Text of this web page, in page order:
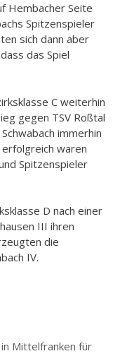
Hembacher Seite
Spitzenspieler
sich dann aber
das Spiel
C weiterhin
gegen TSV Roßtal
immerhin
waren
Spitzenspieler
D nach einer
III ihren
die
IV.
Mittelfranken für